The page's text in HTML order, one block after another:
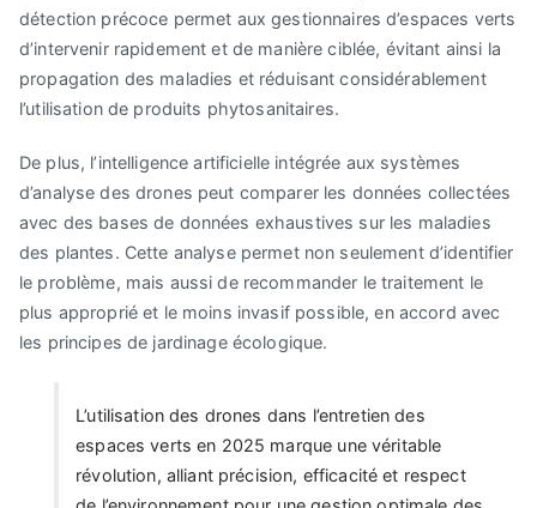
détection précoce permet aux gestionnaires d’espaces verts
d’intervenir rapidement et de manière ciblée, évitant ainsi la
propagation des maladies et réduisant considérablement
l’utilisation de produits phytosanitaires.
De plus, l’intelligence artificielle intégrée aux systèmes
d’analyse des drones peut comparer les données collectées
avec des bases de données exhaustives sur les maladies
des plantes. Cette analyse permet non seulement d’identifier
le problème, mais aussi de recommander le traitement le
plus approprié et le moins invasif possible, en accord avec
les principes de jardinage écologique.
L’utilisation des drones dans l’entretien des
espaces verts en 2025 marque une véritable
révolution, alliant précision, efficacité et respect